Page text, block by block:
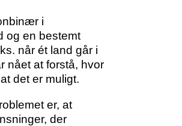
i
og en bestemt
når ét land går i
nået at forstå, hvor
det er muligt.
er, at
der